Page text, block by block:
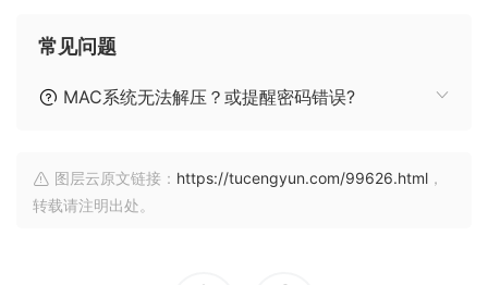
常见问题
MAC系统无法解压？或提醒密码错误?
图层云原文链接： https://tucengyun.com/99626.html ，
转载请注明出处。